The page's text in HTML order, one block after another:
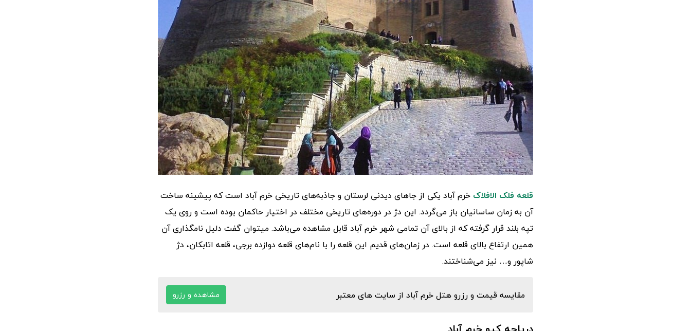
قلعه فلک الافلاک خرم آباد یکی از جاهای دیدنی لرستان و جاذبه‌های تاریخی خرم آباد است که پیشینه ساخت
آن به زمان ساسانیان باز می‌گردد. این دژ در دوره‌های تاریخی مختلف در اختیار حاکمان بوده است و روی یک
تپه بلند قرار گرفته که از بالای آن تمامی شهر خرم آباد قابل مشاهده می‌باشد. میتوان گفت دلیل نامگذاری آن
همین ارتفاع بالای قلعه است. در زمان‌های قدیم این قلعه را با نام‌های قلعه دوازده برجی، قلعه اتابکان، دژ
شاپور و… نیز می‌شناختند.
مقایسه قیمت و رزرو هتل خرم آباد از سایت های معتبر مشاهده و رزرو